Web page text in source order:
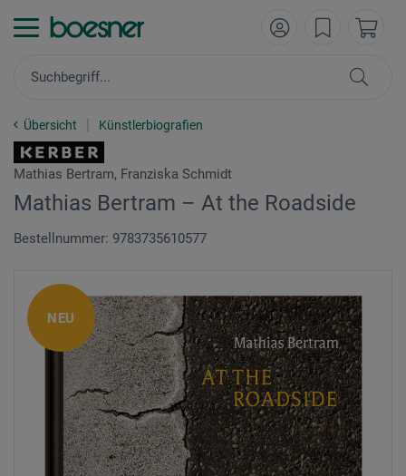
Übersicht Künstlerbiografien
Mathias Bertram, Franziska Schmidt
Mathias Bertram – At the Roadside
Bestellnummer: 9783735610577
NEU